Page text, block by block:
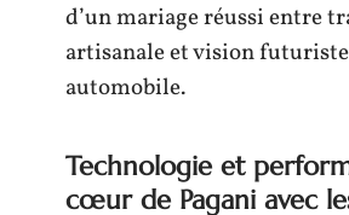
d’un mariage réussi entre
artisanale et vision
automobile.
Technologie et
cœur de Pagani avec